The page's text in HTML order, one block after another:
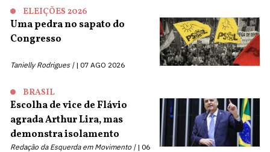
ELEIÇÕES 2026
Uma pedra no sapato do
Congresso
Tanielly Rodrigues | 07 AGO 2026
BRASIL
Escolha de vice de Flávio
agrada Arthur Lira, mas
demonstra isolamento
Redação da Esquerda em Movimento |
06